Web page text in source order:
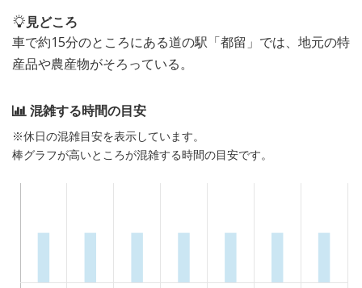
見どころ
車で約15分のところにある道の駅「都留」では、地元の特
産品や農産物がそろっている。
混雑する時間の目安
※休日の混雑目安を表示しています。
棒グラフが高いところが混雑する時間の目安です。